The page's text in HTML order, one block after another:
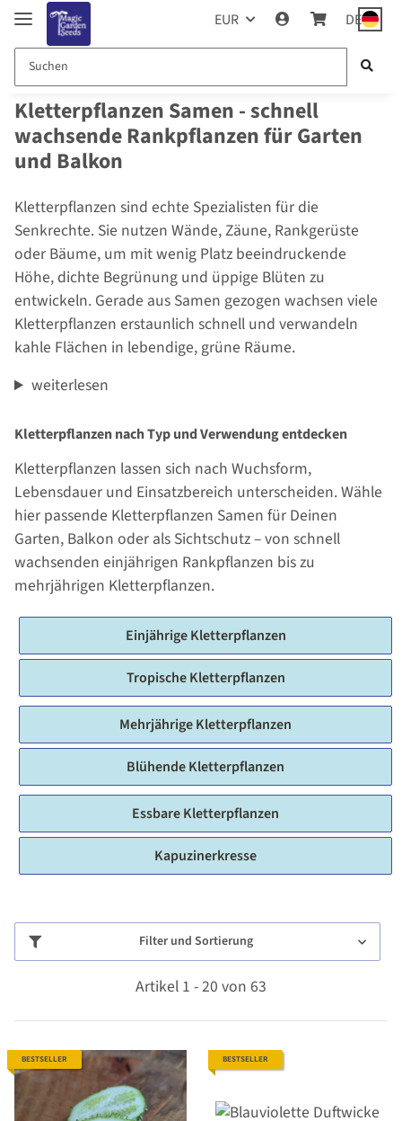
EUR DE
Kletterpflanzen Samen - schnell
wachsende Rankpflanzen für Garten
und Balkon
Kletterpflanzen sind echte Spezialisten für die
Senkrechte. Sie nutzen Wände, Zäune, Rankgerüste
oder Bäume, um mit wenig Platz beeindruckende
Höhe, dichte Begrünung und üppige Blüten zu
entwickeln. Gerade aus Samen gezogen wachsen viele
Kletterpflanzen erstaunlich schnell und verwandeln
kahle Flächen in lebendige, grüne Räume.
weiterlesen
Kletterpflanzen nach Typ und Verwendung entdecken
Kletterpflanzen lassen sich nach Wuchsform,
Lebensdauer und Einsatzbereich unterscheiden. Wähle
hier passende Kletterpflanzen Samen für Deinen
Garten, Balkon oder als Sichtschutz – von schnell
wachsenden einjährigen Rankpflanzen bis zu
mehrjährigen Kletterpflanzen.
Einjährige Kletterpflanzen
Tropische Kletterpflanzen
Mehrjährige Kletterpflanzen
Blühende Kletterpflanzen
Essbare Kletterpflanzen
Kapuzinerkresse
Filter und Sortierung
Artikel 1 - 20 von 63
BESTSELLER BESTSELLER